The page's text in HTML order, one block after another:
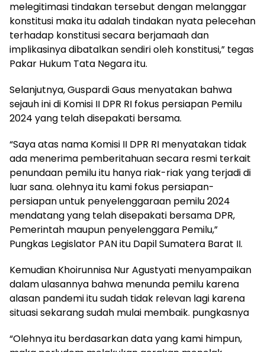
melegitimasi tindakan tersebut dengan melanggar
konstitusi maka itu adalah tindakan nyata pelecehan
terhadap konstitusi secara berjamaah dan
implikasinya dibatalkan sendiri oleh konstitusi,” tegas
Pakar Hukum Tata Negara itu.
Selanjutnya, Guspardi Gaus menyatakan bahwa
sejauh ini di Komisi II DPR RI fokus persiapan Pemilu
2024 yang telah disepakati bersama.
“Saya atas nama Komisi II DPR RI menyatakan tidak
ada menerima pemberitahuan secara resmi terkait
penundaan pemilu itu hanya riak-riak yang terjadi di
luar sana. olehnya itu kami fokus persiapan-
persiapan untuk penyelenggaraan pemilu 2024
mendatang yang telah disepakati bersama DPR,
Pemerintah maupun penyelenggara Pemilu,”
Pungkas Legislator PAN itu Dapil Sumatera Barat II.
Kemudian Khoirunnisa Nur Agustyati menyampaikan
dalam ulasannya bahwa menunda pemilu karena
alasan pandemi itu sudah tidak relevan lagi karena
situasi sekarang sudah mulai membaik. pungkasnya
“Olehnya itu berdasarkan data yang kami himpun,